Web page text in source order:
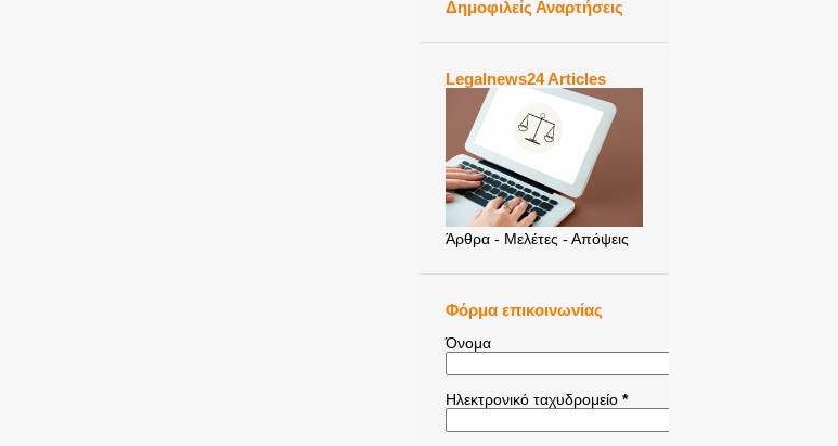
Δημοφιλείς Αναρτήσεις
Legalnews24 Articles
Άρθρα - Μελέτες - Απόψεις
Φόρμα επικοινωνίας
Όνομα
Ηλεκτρονικό ταχυδρομείο *